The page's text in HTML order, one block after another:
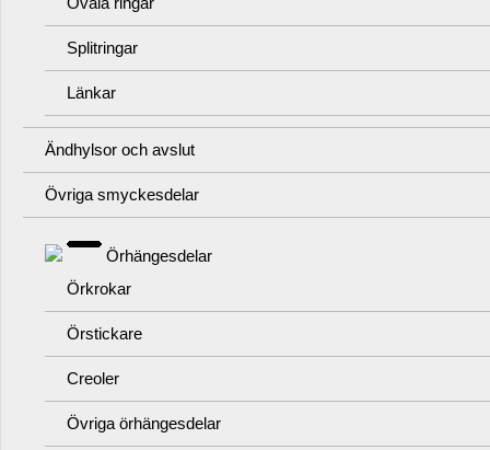
Splitringar
Länkar
Ändhylsor och avslut
Övriga smyckesdelar
Örhängesdelar
Örkrokar
Örstickare
Creoler
Övriga örhängesdelar